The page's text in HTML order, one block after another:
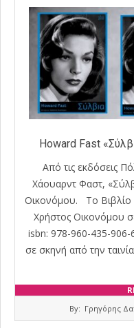
Howard Fast
Από τις εκδόσεις
Χάουαρντ Φαστ,
Οικονόμου. Το
Χρήστος Οικονόμου
isbn: 978-960-435-
σε σκηνή από την
By: Γρηγόρης